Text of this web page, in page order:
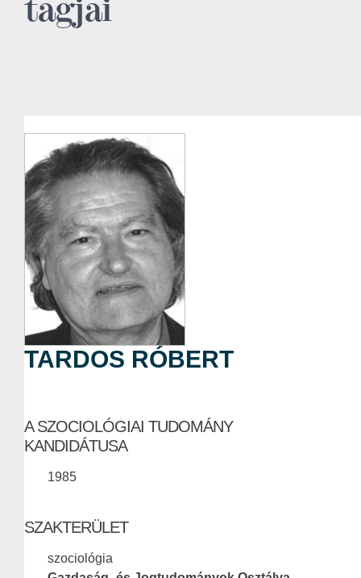
TARDOS RÓBERT
A SZOCIOLÓGIAI TUDOMÁNY
KANDIDÁTUSA
1985
SZAKTERÜLET
szociológia